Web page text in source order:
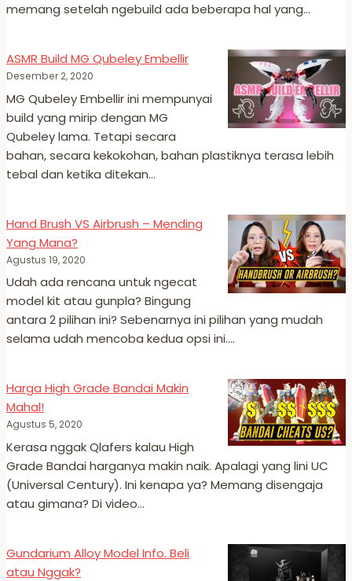
memang setelah ngebuild ada beberapa hal yang…
ASMR Build MG Qubeley Embellir
Desember 2, 2020
MG Qubeley Embellir ini mempunyai
build yang mirip dengan MG
Qubeley lama. Tetapi secara
bahan, secara kekokohan, bahan plastiknya terasa lebih
tebal dan ketika ditekan…
Hand Brush VS Airbrush – Mending
Yang Mana?
Agustus 19, 2020
Udah ada rencana untuk ngecat
model kit atau gunpla? Bingung
antara 2 pilihan ini? Sebenarnya ini pilihan yang mudah
selama udah mencoba kedua opsi ini….
Harga High Grade Bandai Makin
Mahal!
Agustus 5, 2020
Kerasa nggak Qlafers kalau High
Grade Bandai harganya makin naik. Apalagi yang lini UC
(Universal Century). Ini kenapa ya? Memang disengaja
atau gimana? Di video…
Gundarium Alloy Model Info. Beli
atau Nggak?